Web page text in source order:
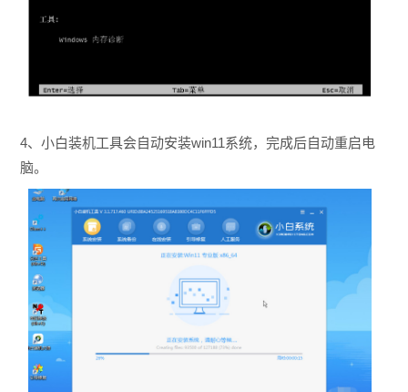
4、小白装机工具会自动安装win11系统，完成后自动重启电
脑。